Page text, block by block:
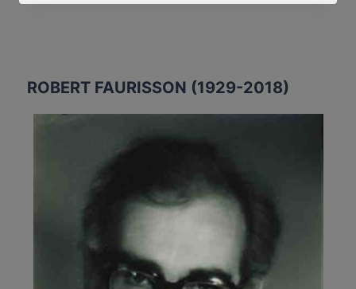
À
MONDE,
PERDITION
ROBERT FAURISSON (1929-2018)